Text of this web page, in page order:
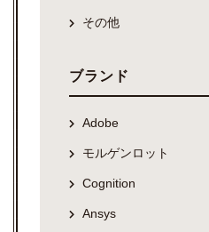
その他
ブランド
Adobe
モルゲンロット
Cognition
Ansys